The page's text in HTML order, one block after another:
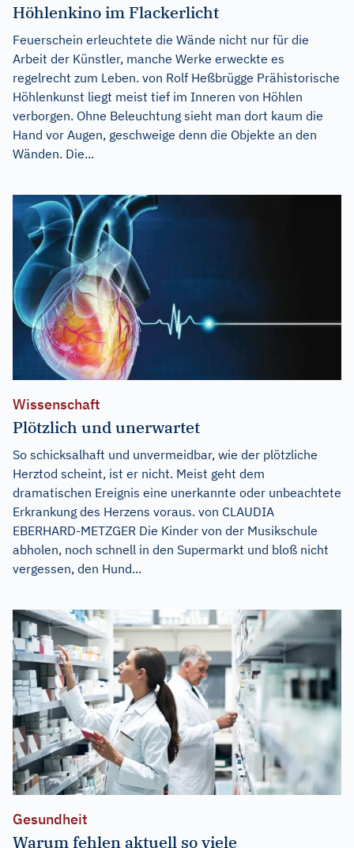
Höhlenkino im Flackerlicht
Feuerschein erleuchtete die Wände nicht nur für die
Arbeit der Künstler, manche Werke erweckte es
regelrecht zum Leben. von Rolf Heßbrügge Prähistorische
Höhlenkunst liegt meist tief im Inneren von Höhlen
verborgen. Ohne Beleuchtung sieht man dort kaum die
Hand vor Augen, geschweige denn die Objekte an den
Wänden. Die...
Wissenschaft
Plötzlich und unerwartet
So schicksalhaft und unvermeidbar, wie der plötzliche
Herztod scheint, ist er nicht. Meist geht dem
dramatischen Ereignis eine unerkannte oder unbeachtete
Erkrankung des Herzens voraus. von CLAUDIA
EBERHARD-METZGER Die Kinder von der Musikschule
abholen, noch schnell in den Supermarkt und bloß nicht
vergessen, den Hund...
Gesundheit
Warum fehlen aktuell so viele